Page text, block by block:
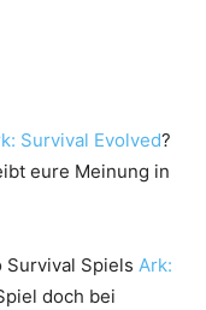
Survival Evolved?
eure Meinung in
Survival Spiels Ark:
doch bei